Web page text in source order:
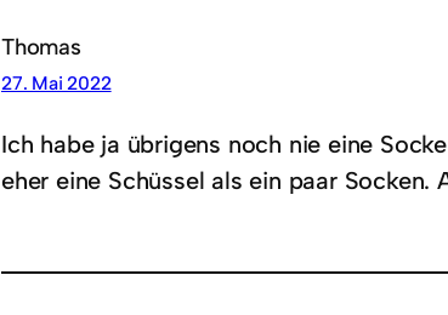
Thomas
27. Mai 2022
Ich habe ja übrigens noch nie eine
eher eine Schüssel als ein paar Socken.